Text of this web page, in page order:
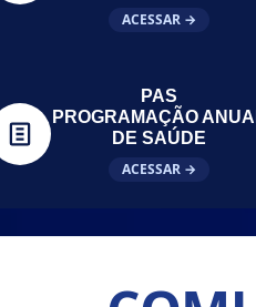
ACESSAR →
PAS
PROGRAMAÇÃO
DE SAÚDE
ACESSAR →